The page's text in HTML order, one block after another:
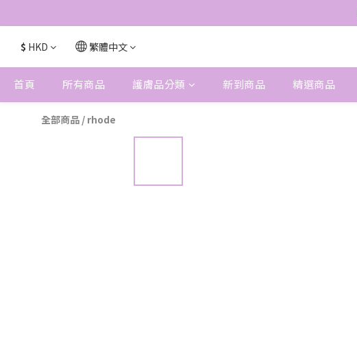
$ HKD 繁體中文
首頁 所有商品 護膚品分類 新到商品 精選商品
全部商品 / rhode